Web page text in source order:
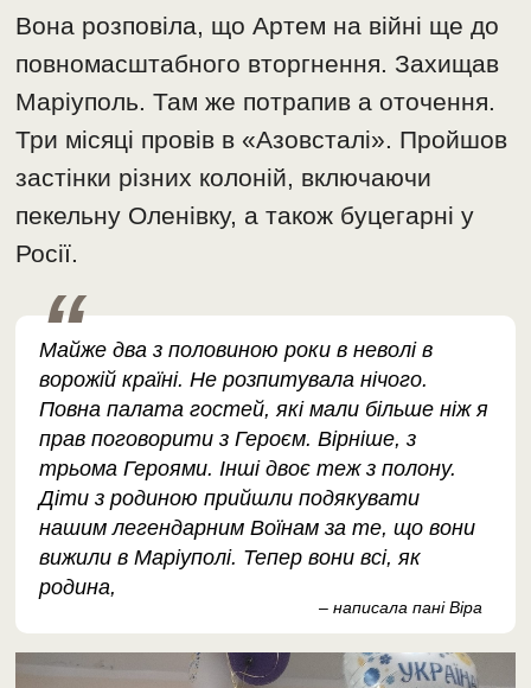
Вона розповіла, що Артем на війні ще до
повномасштабного вторгнення. Захищав
Маріуполь. Там же потрапив а оточення.
Три місяці провів в «Азовсталі». Пройшов
застінки різних колоній, включаючи
пекельну Оленівку, а також буцегарні у
Росії.
Майже два з половиною роки в неволі в
ворожій країні. Не розпитувала нічого.
Повна палата гостей, які мали більше ніж я
прав поговорити з Героєм. Вірніше, з
трьома Героями. Інші двоє теж з полону.
Діти з родиною прийшли подякувати
нашим легендарним Воїнам за те, що вони
вижили в Маріуполі. Тепер вони всі, як
родина,
– написала пані Віра